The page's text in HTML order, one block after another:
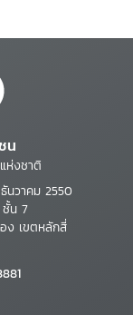
น
ห่งชาติ
นวาคม 2550
ชั้น 7
ง เขตหลักสี่